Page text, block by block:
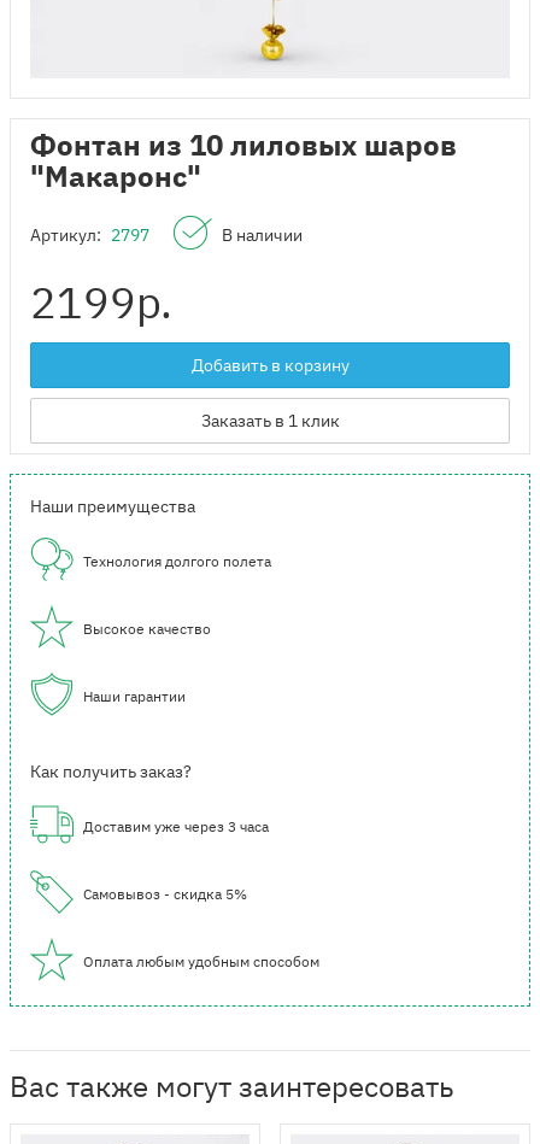
Фонтан из 10 лиловых шаров
"Макаронс"
Артикул: 2797 В наличии
2199р.
Добавить в корзину
Заказать в 1 клик
Наши преимущества
Технология долгого полета
Высокое качество
Наши гарантии
Как получить заказ?
Доставим уже через 3 часа
Самовывоз - скидка 5%
Оплата любым удобным способом
Вас также могут заинтересовать